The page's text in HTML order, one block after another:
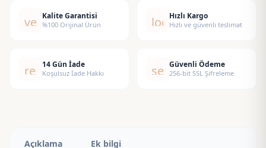
adetverified
Kalite Garantisi
%100 Orijinal Ürün local_shipping
Hızlı Kargo
Hızlı ve güvenli teslimat
replay14 Gün İade
Koşulsuz İade Hakkı security
Güvenli Ödeme
256-bit SSL Şifreleme
Açıklama Ek bilgi